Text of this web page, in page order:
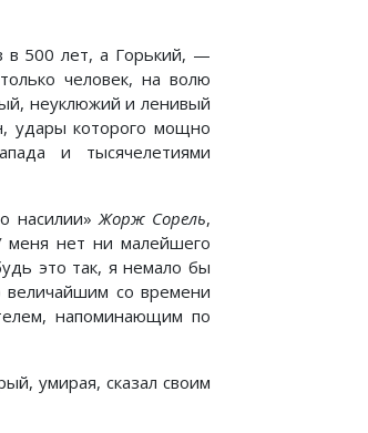
500 лет, а Горький, —
человек, на волю
неуклюжий и ленивый
удары которого мощно
и тысячелетиями
насилии»Жорж Сорель,
меня нет ни малейшего
это так, я немало бы
величайшим со времени
напоминающим по
умирая, сказал своим